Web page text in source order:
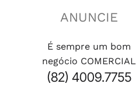
ANUNCIE
É sempre um bom
negócio COMERCIAL
(82) 4009.7755